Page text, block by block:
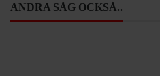
ANDRA SÅG OCKSÅ..